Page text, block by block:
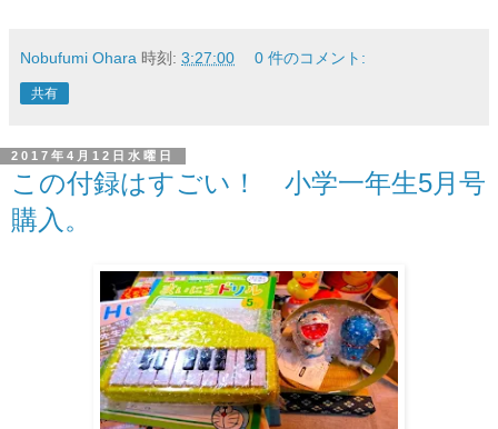
Nobufumi Ohara 時刻: 3:27:00 0 件のコメント:
共有
2017年4月12日水曜日
この付録はすごい！ 小学一年生5月号
購入。